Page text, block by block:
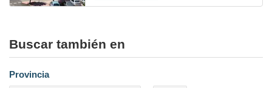
Buscar también en
Provincia